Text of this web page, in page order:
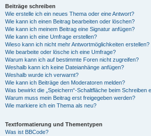
Beiträge schreiben
Wie erstelle ich ein neues Thema oder eine Antwort?
Wie kann ich einen Beitrag bearbeiten oder löschen?
Wie kann ich meinem Beitrag eine Signatur anfügen?
Wie kann ich eine Umfrage erstellen?
Wieso kann ich nicht mehr Antwortmöglichkeiten erstellen?
Wie bearbeite oder lösche ich eine Umfrage?
Warum kann ich auf bestimmte Foren nicht zugreifen?
Weshalb kann ich keine Dateianhänge anfügen?
Weshalb wurde ich verwarnt?
Wie kann ich Beiträge den Moderatoren melden?
Was bewirkt die „Speichern“-Schaltfläche beim Schreiben
Warum muss mein Beitrag erst freigegeben werden?
Wie markiere ich ein Thema als neu?
Textformatierung und Thementypen
Was ist BBCode?